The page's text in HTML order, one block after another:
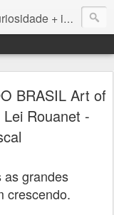
+ iniciativa + informação = Conhecimento
BRASIL Art of
Rouanet -
as grandes
crescendo.